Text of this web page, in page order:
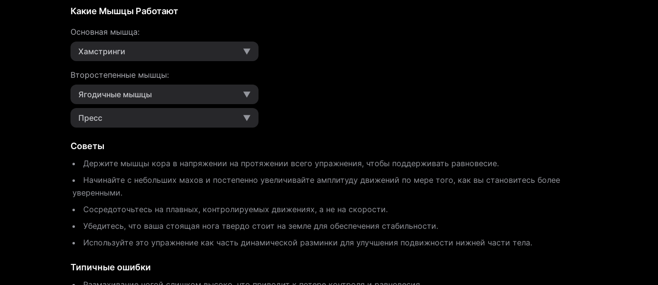
Какие Мышцы Работают
Основная мышца:
Хамстринги
▼
Второстепенные мышцы:
Ягодичные мышцы
▼
Пресс ▼
Советы
Держите мышцы кора в напряжении на протяжении всего упражнения, чтобы поддерживать равновесие.
Начинайте с небольших махов и постепенно увеличивайте амплитуду движений по мере того, как вы становитесь более
уверенными.
Сосредоточьтесь на плавных, контролируемых движениях, а не на скорости.
Убедитесь, что ваша стоящая нога твердо стоит на земле для обеспечения стабильности.
Используйте это упражнение как часть динамической разминки для улучшения подвижности нижней части тела.
Типичные ошибки